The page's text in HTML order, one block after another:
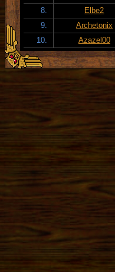
8.
Elbe2
9.
Archetonix
10.
Azazel00